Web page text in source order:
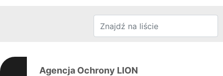
Agencja Ochrony LION